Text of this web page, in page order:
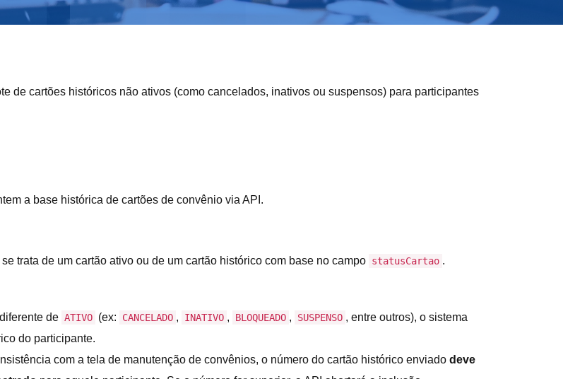
de cartões históricos não ativos (como cancelados, inativos ou suspensos) para participantes
a base histórica de cartões de convênio via API .
trata de um cartão ativo ou de um cartão histórico com base no campo statusCartao .
de ATIVO (ex: CANCELADO , INATIVO , BLOQUEADO , SUSPENSO , entre outros), o sistema
do participante.
com a tela de manutenção de convênios, o número do cartão histórico enviado deve